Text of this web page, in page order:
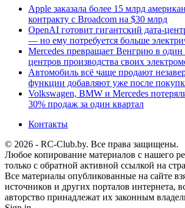
Apple заказала более 15 млрд
контракту с Broadcom на $30 млрд
OpenAI готовит гигантский дата-
— но ему потребуется больше
Mercedes превращает Венгрию в один
центров производства своих
Автомобиль всё чаще продают
функции добавляют уже после
Volkswagen, BMW и Mercedes
30% продаж за один квартал
Контакты
© 2026 - RC-Club.by. Все права защищены.
Любое копирование материалов с нашего
только с обратной активной ссылкой на
Все материалы опубликованные на сайте
источников и других порталов интернета,
авторство принадлежат их законным